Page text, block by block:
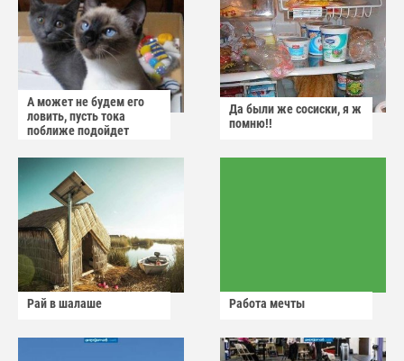
А может не будем его
ловить, пусть тока
поближе подойдет
Да были же сосиски, я ж
помню!!
Рай в шалаше Работа мечты